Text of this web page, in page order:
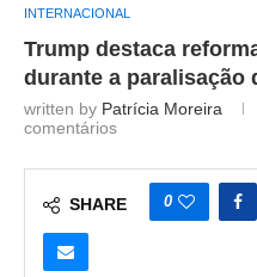
INTERNACIONAL
Trump destaca
durante a paralisação
written by Patrícia Moreira
comentários
SHARE 0